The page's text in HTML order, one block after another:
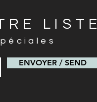
ENVOYER / SEND
LISTE